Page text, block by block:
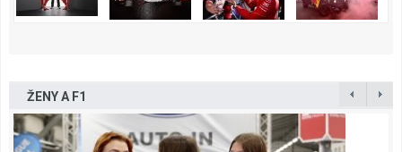
ŽENY A F1